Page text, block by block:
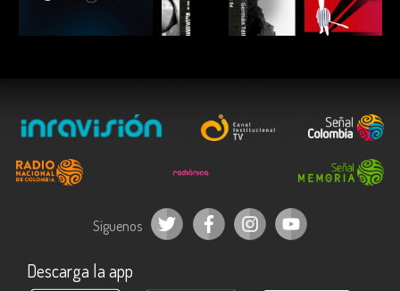
ESCUCHAR
Síguenos
Descarga la app